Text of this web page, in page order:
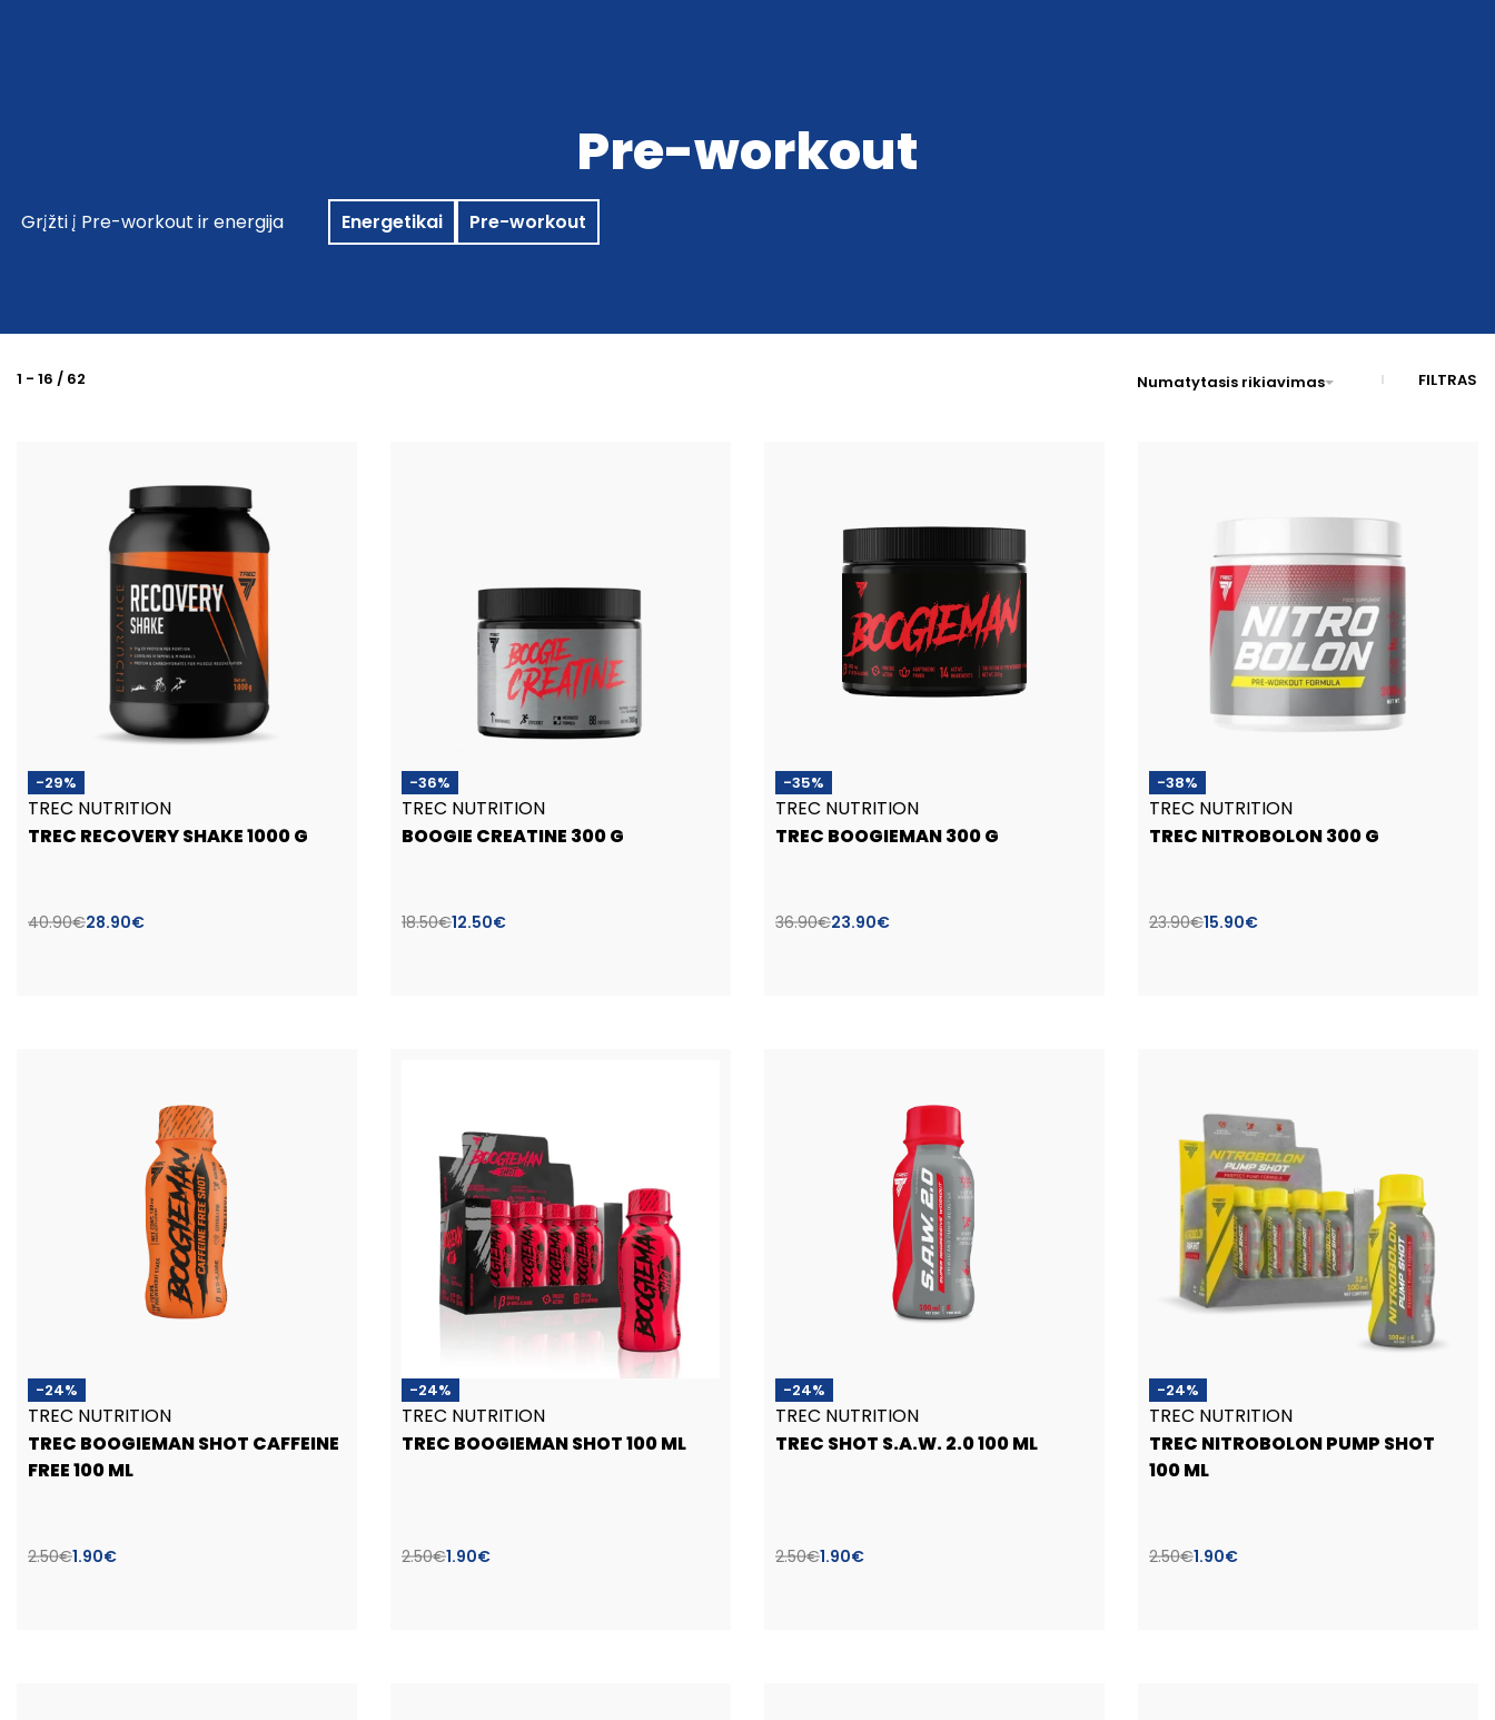
Pre-workout
Grįžti į Pre-workout ir energija Energetikai Pre-workout
1 - 16 / 62 Numatytasis rikiavimas FILTRAS
-29%
TREC NUTRITION
TREC RECOVERY SHAKE 1000 G
40.90€28.90€
Pasirinkti savybes
-36%
TREC NUTRITION
BOOGIE CREATINE 300 G
18.50€12.50€
-35%
TREC NUTRITION
TREC BOOGIEMAN 300 G
36.90€23.90€
Pasirinkti savybes
-38%
TREC NUTRITION
TREC NITROBOLON 300 G
23.90€15.90€
Pasirinkti savybes
-24%
TREC NUTRITION
TREC BOOGIEMAN SHOT CAFFEINE
FREE 100 ML
2.50€1.90€
-24%
TREC NUTRITION
TREC BOOGIEMAN SHOT 100 ML
2.50€1.90€
-24%
TREC NUTRITION
TREC SHOT S.A.W. 2.0 100 ML
2.50€1.90€
-24%
TREC NUTRITION
TREC NITROBOLON PUMP SHOT
100 ML
2.50€1.90€